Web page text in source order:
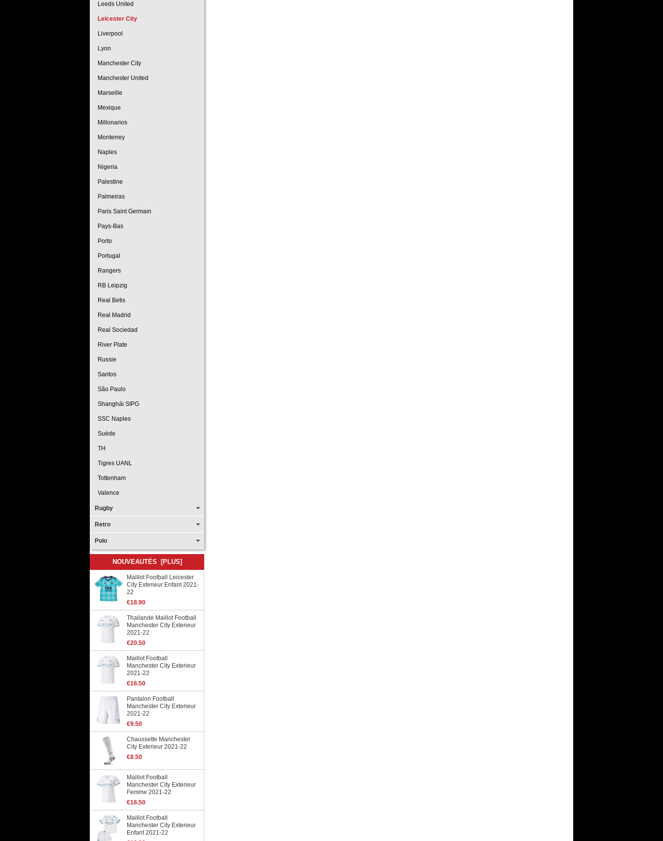
Leeds United
Leicester City
Liverpool
Lyon
Manchester City
Manchester United
Marseille
Mexique
Millonarios
Monterrey
Naples
Nigeria
Palestine
Palmeiras
Paris Saint Germain
Pays-Bas
Porto
Portugal
Rangers
RB Leipzig
Real Betis
Real Madrid
Real Sociedad
River Plate
Russie
Santos
São Paulo
Shanghái SIPG
SSC Naples
Suède
TH
Tigres UANL
Tottenham
Valence
Rugby
Retro
Polo
NOUVEAUTÉS [PLUS]
Maillot Football Leicester
City Exterieur Enfant 2021-
22
€18.90
Thailande Maillot Football
Manchester City Exterieur
2021-22
€20.50
Maillot Football
Manchester City Exterieur
2021-22
€16.50
Pantalon Football
Manchester City Exterieur
2021-22
€9.50
Chaussette Manchester
City Exterieur 2021-22
€8.50
Maillot Football
Manchester City Exterieur
Femme 2021-22
€16.50
Maillot Football
Manchester City Exterieur
Enfant 2021-22